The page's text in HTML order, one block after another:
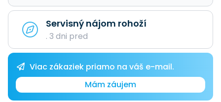
Servisný nájom rohoží
. 3 dni pred
Viac zákaziek priamo na váš e-mail.
Mám záujem